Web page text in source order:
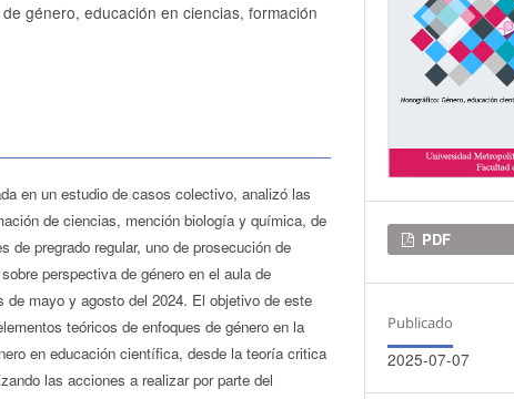
género, educación en ciencias, formación
en un estudio de casos colectivo, analizó las
de ciencias, mención biología y química, de
de pregrado regular, uno de prosecución de
perspectiva de género en el aula de
mayo y agosto del 2024. El objetivo de este
teóricos de enfoques de género en la
en educación científica, desde la teoría critica
las acciones a realizar por parte del
Descargas
PDF
Publicado
2025-07-07